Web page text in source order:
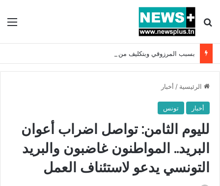
بحث عن
الرئيسية / أخبار
أخبار تونس
لليوم الثامن: تواصل اضراب أعوان
البريد.. المواطنون غاضبون والبريد
التونسي يدعو لاستئناف العمل